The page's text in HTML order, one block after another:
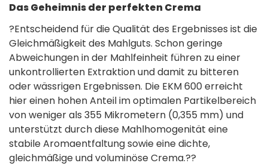
Das Geheimnis der perfekten Crema
?Entscheidend für die Qualität des Ergebnisses ist die
Gleichmäßigkeit des Mahlguts. Schon geringe
Abweichungen in der Mahlfeinheit führen zu einer
unkontrollierten Extraktion und damit zu bitteren
oder wässrigen Ergebnissen. Die EKM 600 erreicht
hier einen hohen Anteil im optimalen Partikelbereich
von weniger als 355 Mikrometern (0,355 mm) und
unterstützt durch diese Mahlhomogenität eine
stabile Aromaentfaltung sowie eine dichte,
gleichmäßige und voluminöse Crema.??